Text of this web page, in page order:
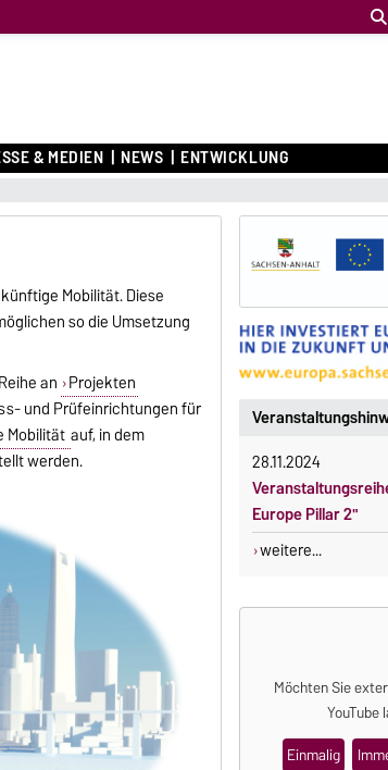
& MEDIEN NEWS ENTWICKLUNG
Mobilität. Diese
so die Umsetzung
an Projekten
und Prüfeinrichtungen für
Mobilität auf, in dem
werden.
28.11.2024
Europe Pillar 2"
weitere...
Möchten Sie
YouTube
Einmalig